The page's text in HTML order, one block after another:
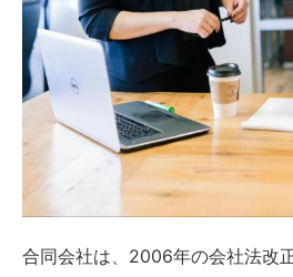
合同会社は、2006年の会社法改